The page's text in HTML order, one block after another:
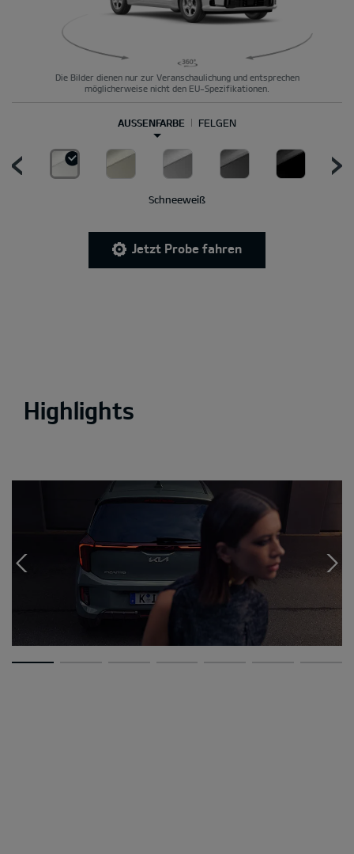
Die Bilder dienen nur zur Veranschaulichung und entsprechen
möglicherweise nicht den EU-Spezifikationen.
AUSSENFARBE FELGEN
Schneeweiß
Jetzt Probe fahren
Highlights